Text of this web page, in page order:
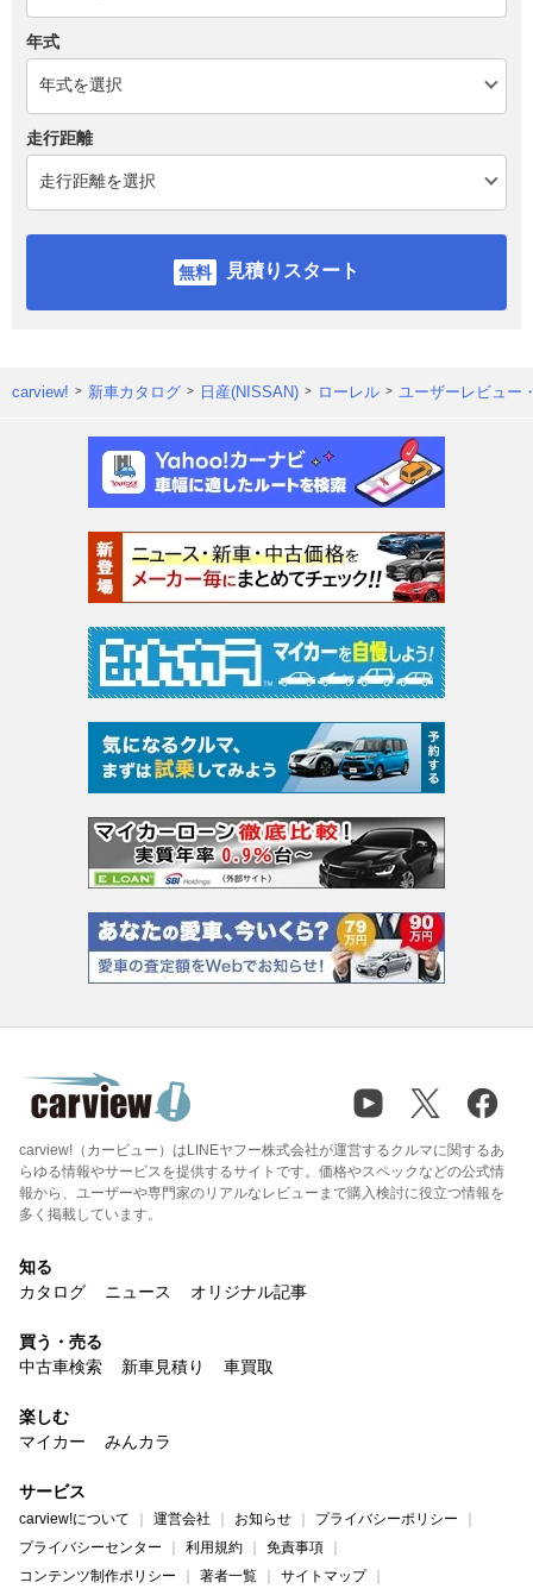
年式
走行距離
見積りスタート
carview! 新車カタログ 日産(NISSAN) ローレル ユーザーレビュー
carview!（カービュー）はLINEヤフー株式会社が運営するクルマに関するあ
らゆる情報やサービスを提供するサイトです。価格やスペックなどの公式情
報から、ユーザーや専門家のリアルなレビューまで購入検討に役立つ情報を
多く掲載しています。
知る
カタログ
ニュース オリジナル記事
買う・売る
中古車検索
新車見積り 車買取
楽しむ
マイカー
みんカラ
サービス
carview!について 運営会社 お知らせ
プライバシーポリシー
プライバシーセンター
利用規約
免責事項
コンテンツ制作ポリシー
著者一覧 サイトマップ